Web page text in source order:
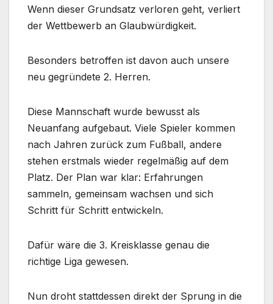
Wenn dieser Grundsatz verloren geht, verliert
der Wettbewerb an Glaubwürdigkeit.
Besonders betroffen ist davon auch unsere
neu gegründete 2. Herren.
Diese Mannschaft wurde bewusst als
Neuanfang aufgebaut. Viele Spieler kommen
nach Jahren zurück zum Fußball, andere
stehen erstmals wieder regelmäßig auf dem
Platz. Der Plan war klar: Erfahrungen
sammeln, gemeinsam wachsen und sich
Schritt für Schritt entwickeln.
Dafür wäre die 3. Kreisklasse genau die
richtige Liga gewesen.
Nun droht stattdessen direkt der Sprung in die